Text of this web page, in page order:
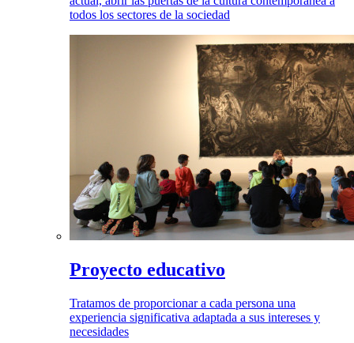
todos los sectores de la sociedad
Proyecto educativo
Tratamos de proporcionar a cada persona una
experiencia significativa adaptada a sus intereses y
necesidades